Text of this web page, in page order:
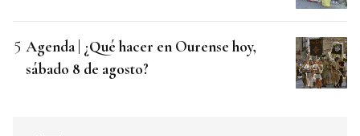
Agenda | ¿Qué hacer en Ourense hoy,
sábado 8 de agosto?